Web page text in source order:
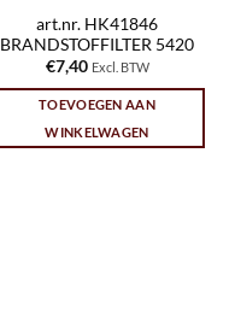
art.nr. HK41846
BRANDSTOFFILTER 5420
€7,40 Excl. BTW
TOEVOEGEN AAN
WINKELWAGEN